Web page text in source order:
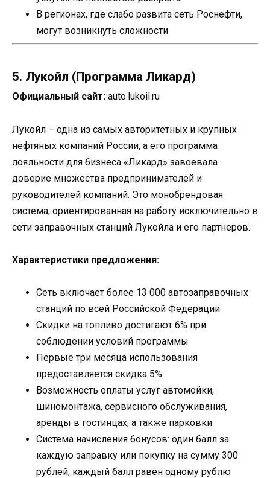
В регионах, где слабо развита сеть Роснефти,
могут возникнуть сложности
5. Лукойл (Программа Ликард)
Официальный сайт: auto.lukoil.ru
Лукойл – одна из самых авторитетных и крупных
нефтяных компаний России, а его программа
лояльности для бизнеса «Ликард» завоевала
доверие множества предпринимателей и
руководителей компаний. Это монобрендовая
система, ориентированная на работу исключительно в
сети заправочных станций Лукойла и его партнеров.
Характеристики предложения:
Сеть включает более 13 000 автозаправочных
станций по всей Российской Федерации
Скидки на топливо достигают 6% при
соблюдении условий программы
Первые три месяца использования
предоставляется скидка 5%
Возможность оплаты услуг автомойки,
шиномонтажа, сервисного обслуживания,
аренды в гостинцах, а также парковки
Система начисления бонусов: один балл за
каждую заправку или покупку на сумму 300
рублей, каждый балл равен одному рублю